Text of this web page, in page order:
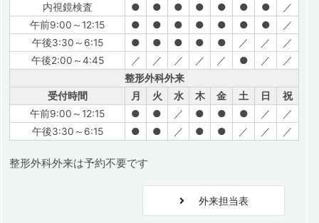
内視鏡検査
● ● ● ● ● ● ●
／
午前9:00～12:15
● ● ● ● ● ● ●
／
午後3:30～6:15
● ● ● ● ● ／ ／
／
午後2:00～4:45
／ ／ ／ ／ ／ ● ／
／
整形外科外来
受付時間
月 火 水 木 金 土 日
祝
午前9:00～12:15
● ● ／ ● ● ● ／
／
午後3:30～6:15
● ● ／ ● ● ／ ／ ／
整形外科外来は予約不要です
外来担当表